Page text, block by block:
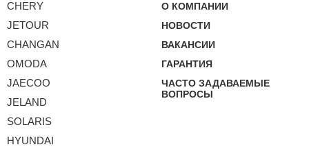
CHERY
JETOUR
CHANGAN
OMODA
JAECOO
JELAND
SOLARIS
HYUNDAI
О КОМПАНИИ
НОВОСТИ
ВАКАНСИИ
ГАРАНТИЯ
ЧАСТО ЗАДАВАЕМЫЕ
ВОПРОСЫ